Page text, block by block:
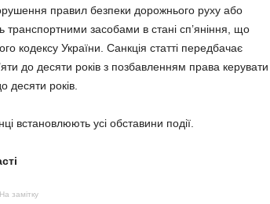
правил безпеки дорожнього руху або
транспортними засобами в стані сп’яніння, що
кодексу України. Санкція статті передбачає
до десяти років з позбавленням права керувати
десяти років.
встановлюють усі обставини події.
На замітку